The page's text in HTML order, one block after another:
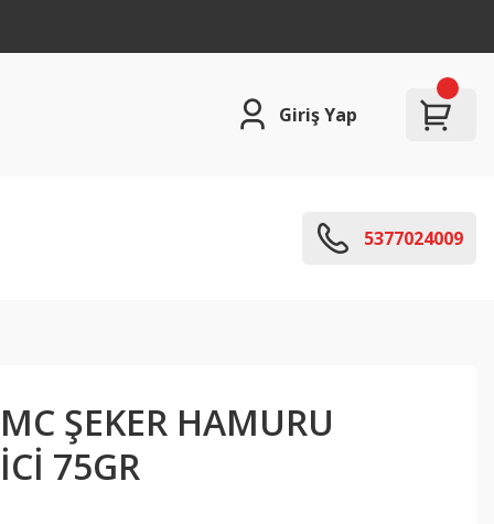
Giriş Yap
5377024009
ŞEKER HAMURU
75GR